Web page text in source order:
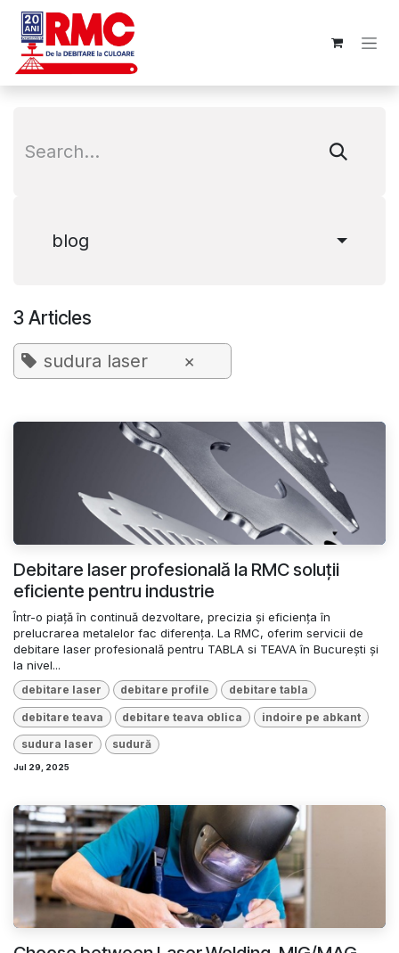
Skip to Content
blog
3 Articles
sudura laser ×
Debitare laser profesională la RMC soluții
eficiente pentru industrie
Într-o piață în continuă dezvoltare, precizia și eficiența în
prelucrarea metalelor fac diferența. La RMC, oferim servicii de
debitare laser profesională pentru TABLA si TEAVA în București și
la nivel...
debitare laser debitare profile debitare tabla
debitare teava debitare teava oblica indoire pe abkant
sudura laser sudură
Jul 29, 2025